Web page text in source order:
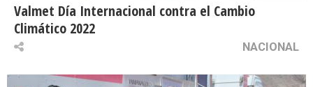
Valmet Día Internacional contra el Cambio
Climático 2022
NACIONAL